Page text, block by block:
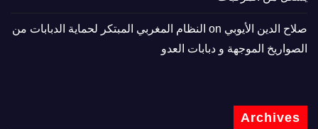
صلاح الدين الأيوبي
النظام المغربي المبتكر لحماية الدبابات من
الصواريخ الموجهة و دبابات العدو
Archives